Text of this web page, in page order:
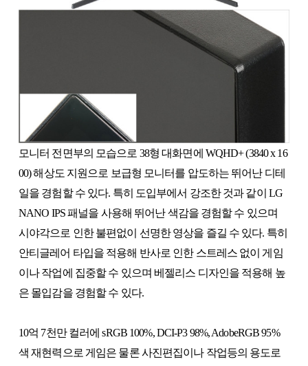
모니터 전면부의 모습으로 38형 대화면에 WQHD+ (3840 x 16
00) 해상도 지원으로 보급형 모니터를 압도하는 뛰어난 디테
일을 경험할 수 있다. 특히 도입부에서 강조한 것과 같이 LG
NANO IPS 패널을 사용해 뛰어난 색감을 경험할 수 있으며
시야각으로 인한 불편없이 선명한 영상을 즐길 수 있다. 특히
안티글레어 타입을 적용해 반사로 인한 스트레스 없이 게임
이나 작업에 집중할 수 있으며 베젤리스 디자인을 적용해 높
은 몰입감을 경험할 수 있다.
10억 7천만 컬러에 sRGB 100%, DCI-P3 98%, AdobeRGB 95%
색 재현력으로 게임은 물론 사진편집이나 작업등의 용도로